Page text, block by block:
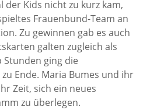
der Kids nicht zu kurz kam,
Frauenbund-Team an
Zu gewinnen gab es auch
galten zugleich als
Stunden ging die
Ende. Maria Bumes und ihr
Zeit, sich ein neues
zu überlegen.